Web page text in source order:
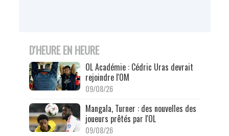
D'HEURE EN HEURE
OL Académie : Cédric Uras devrait
rejoindre l'OM
09/08/26
Mangala, Turner : des nouvelles des
joueurs prêtés par l'OL
09/08/26